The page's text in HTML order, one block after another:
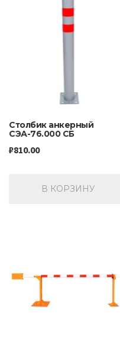
Столбик анкерный
СЭА-76.000 СБ
₽810.00
В КОРЗИНУ